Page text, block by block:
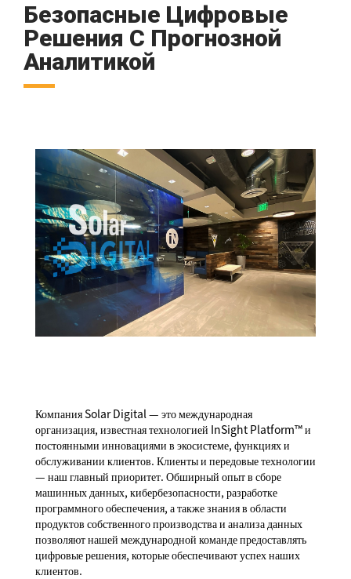
Безопасные Цифровые
Решения С Прогнозной
Аналитикой
Компания Solar Digital — это международная
организация, известная технологией InSight Platform™ и
постоянными инновациями в экосистеме, функциях и
обслуживании клиентов. Клиенты и передовые технологии
— наш главный приоритет. Обширный опыт в сборе
машинных данных, кибербезопасности, разработке
программного обеспечения, а также знания в области
продуктов собственного производства и анализа данных
позволяют нашей международной команде предоставлять
цифровые решения, которые обеспечивают успех наших
клиентов.